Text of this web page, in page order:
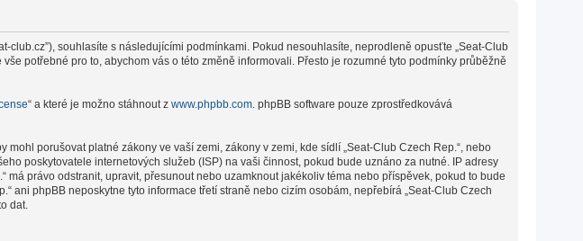
club.cz”), souhlasíte s následujícími podmínkami. Pokud nesouhlasíte, neprodleně opusťte „Seat-Club
potřebné pro to, abychom vás o této změně informovali. Přesto je rozumné tyto podmínky průběžně
“ a které je možno stáhnout z www.phpbb.com. phpBB software pouze zprostředkovává
porušovat platné zákony ve vaší zemi, zákony v zemi, kde sídlí „Seat-Club Czech Rep.“, nebo
poskytovatele internetových služeb (ISP) na vaši činnost, pokud bude uznáno za nutné. IP adresy
právo odstranit, upravit, přesunout nebo uzamknout jakékoliv téma nebo příspěvek, pokud to bude
ani phpBB neposkytne tyto informace třetí straně nebo cizím osobám, nepřebírá „Seat-Club Czech
dat.